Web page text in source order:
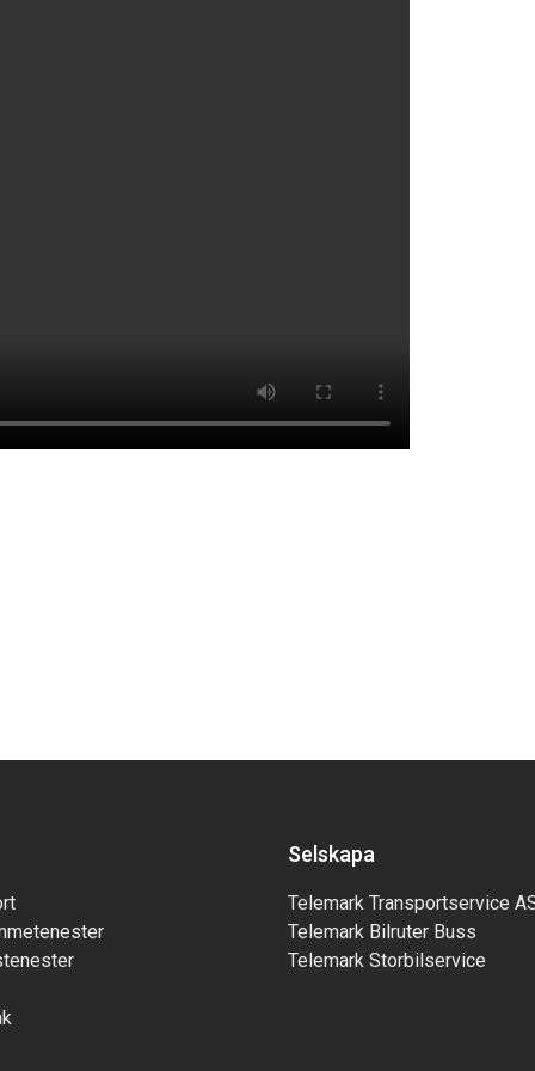
Selskapa
Telemark Transportservice
Telemark Bilruter Buss
Telemark Storbilservice